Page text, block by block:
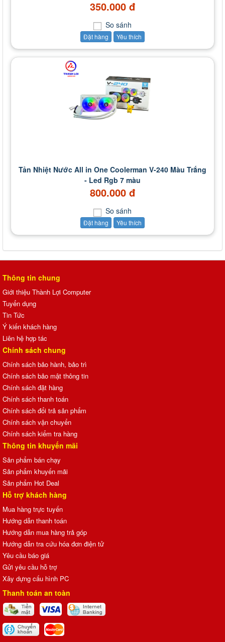
350.000 đ
So sánh
Đặt hàng Yêu thích
Tản Nhiệt Nước All in One Coolerman V-240 Màu Trắng
- Led Rgb 7 màu
800.000 đ
So sánh
Đặt hàng Yêu thích
Thông tin chung
Giới thiệu Thành Lợi Computer
Tuyển dụng
Tin Tức
Ý kiến khách hàng
Liên hệ hợp tác
Chính sách chung
Chính sách bảo hành, bảo trì
Chính sách bảo mật thông tin
Chính sách đặt hàng
Chính sách thanh toán
Chính sách đổi trả sản phẩm
Chính sách vận chuyển
Chính sách kiểm tra hàng
Thông tin khuyến mãi
Sản phẩm bán chạy
Sản phẩm khuyến mãi
Sản phẩm Hot Deal
Hỗ trợ khách hàng
Mua hàng trực tuyến
Hướng dẫn thanh toán
Hướng dẫn mua hàng trả góp
Hướng dẫn tra cứu hóa đơn điện tử
Yêu cầu báo giá
Gửi yêu cầu hỗ trợ
Xây dựng cấu hình PC
Thanh toán an toàn